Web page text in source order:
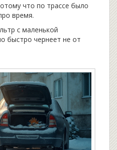
что по трассе было
время.
с маленькой
быстро чернеет не от